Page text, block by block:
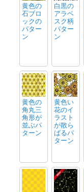
黄色の
石ブロ
ックの
パター
ン
白黒の
アラベ
スク柄
パター
ン
黄色の
角丸三
角形が
並ぶパ
ターン
黄色い
花のイ
ラスト
が散ら
ばるパ
ターン